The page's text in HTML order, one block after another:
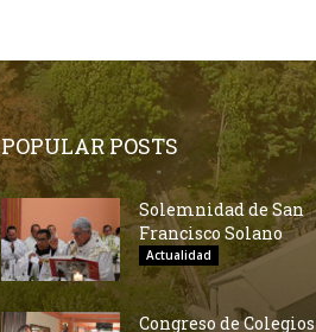
POPULAR POSTS
Solemnidad de San
Francisco Solano
Actualidad
Congreso de Colegios